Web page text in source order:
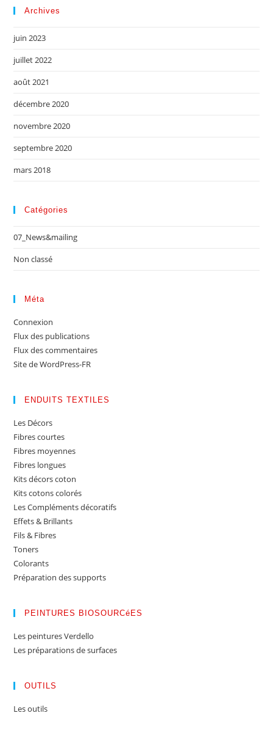
Archives
juin 2023
juillet 2022
août 2021
décembre 2020
novembre 2020
septembre 2020
mars 2018
Catégories
07_News&mailing
Non classé
Méta
Connexion
Flux des publications
Flux des commentaires
Site de WordPress-FR
ENDUITS TEXTILES
Les Décors
Fibres courtes
Fibres moyennes
Fibres longues
Kits décors coton
Kits cotons colorés
Les Compléments décoratifs
Effets & Brillants
Fils & Fibres
Toners
Colorants
Préparation des supports
PEINTURES BIOSOURCéES
Les peintures Verdello
Les préparations de surfaces
OUTILS
Les outils